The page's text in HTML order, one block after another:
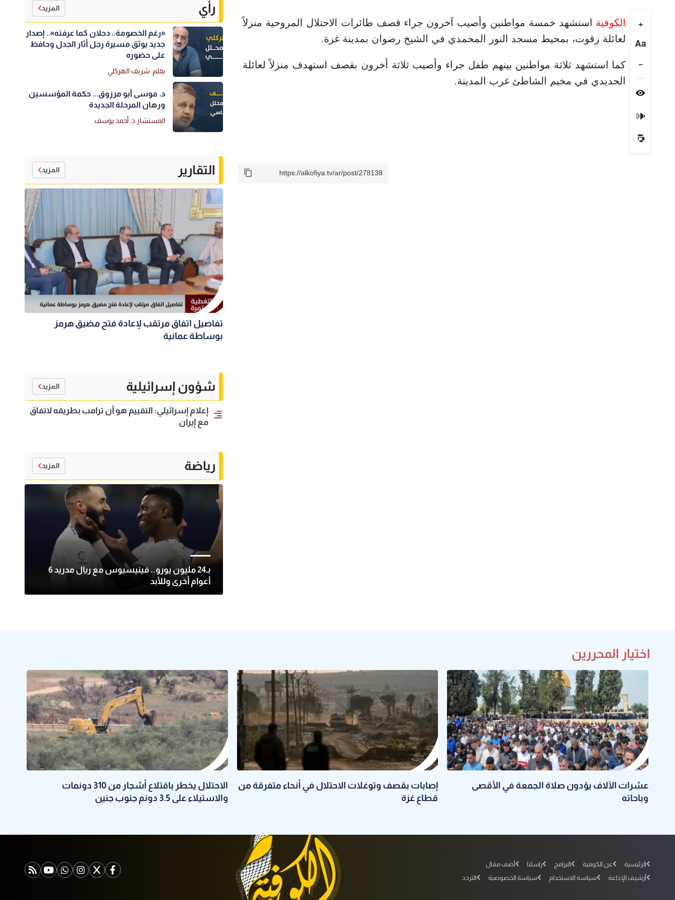
+
Aa
−
🔊
الكوفية استشهد خمسة مواطنين وأصيب آخرون جراء قصف طائرات الاحتلال المروحية منزلاً
لعائلة زقوت، بمحيط مسجد النور المحمدي في الشيخ رضوان بمدينة غزة.
كما استشهد ثلاثة مواطنين بينهم طفل جراء وأصيب ثلاثة أخرون بقصف استهدف منزلاً لعائلة
الحديدي في مخيم الشاطئ غرب المدينة.
رأي المزيد
«رغم الخصومة.. دحلان كما عرفته».. إصدار
جديد يوثق مسيرة رجل أثار الجدل وحافظ
على حضوره
بقلم: شريف الهركلي
د. موسى أبو مرزوق... حكمة المؤسسين
ورهان المرحلة الجديدة
المستشار د. أحمد يوسف
التقارير المزيد
تفاصيل اتفاق مرتقب لإعادة فتح مضيق هرمز
بوساطة عمانية
شؤون إسرائيلية المزيد
إعلام إسرائيلي: التقييم هو أن ترامب بطريقه لاتفاق
مع إيران
رياضة المزيد
بـ24 مليون يورو.. فينيسيوس مع ريال مدريد 6
أعوام أخرى وللأبد
اختيار المحررين
عشرات الآلاف يؤدون صلاة الجمعة في الأقصى
وباحاته
إصابات بقصف وتوغلات الاحتلال في أنحاء متفرقة من
قطاع غزة
الاحتلال يخطر باقتلاع أشجار من 310 دونمات
والاستيلاء على 3.5 دونم جنوب جنين
الرئيسية عن الكوفية البرامج راسلنا
أضف مقال
أرشيف الإذاعة
سياسة الاستخدام سياسة الخصوصية التردد